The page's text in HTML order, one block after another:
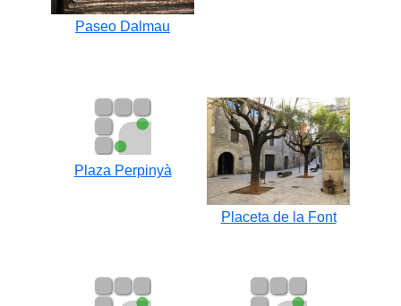
Paseo Dalmau
Plaza Perpinyà
Placeta de la Font